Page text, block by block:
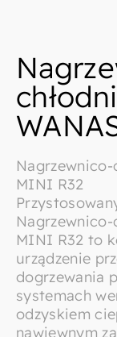
Nagrzewnico-
MINI R32
Nagrzewnico-
MINI R32 to
urządzenie
dogrzewania
systemach
odzyskiem
nawiewnym